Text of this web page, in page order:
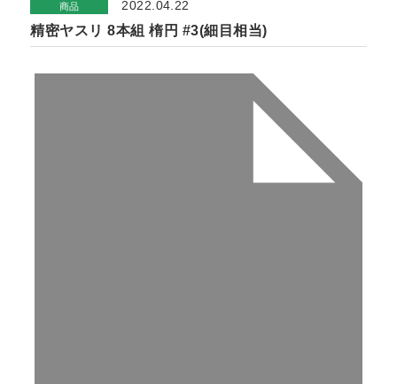
商品 2022.04.22
精密ヤスリ 8本組 楕円 #3(細目相当)